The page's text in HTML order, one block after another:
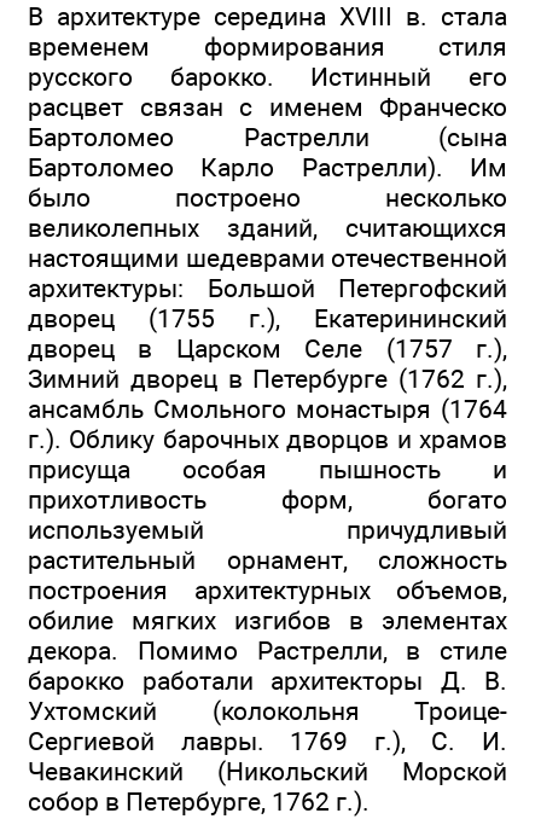
В архитектуре середина XVIII в. стала
временем формирования стиля
русского барокко. Истинный его
расцвет связан с именем Франческо
Бартоломео Растрелли (сына
Бартоломео Карло Растрелли). Им
было построено несколько
великолепных зданий, считающихся
настоящими шедеврами отечественной
архитектуры: Большой Петергофский
дворец (1755 г.), Екатерининский
дворец в Царском Селе (1757 г.),
Зимний дворец в Петербурге (1762 г.),
ансамбль Смольного монастыря (1764
г.). Облику барочных дворцов и храмов
присуща особая пышность и
прихотливость форм, богато
используемый причудливый
растительный орнамент, сложность
построения архитектурных объемов,
обилие мягких изгибов в элементах
декора. Помимо Растрелли, в стиле
барокко работали архитекторы Д. В.
Ухтомский (колокольня Троице-
Сергиевой лавры. 1769 г.), С. И.
Чевакинский (Никольский Морской
собор в Петербурге, 1762 г.).